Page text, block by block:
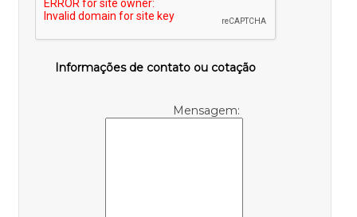
Informações de contato ou cotação
Mensagem: